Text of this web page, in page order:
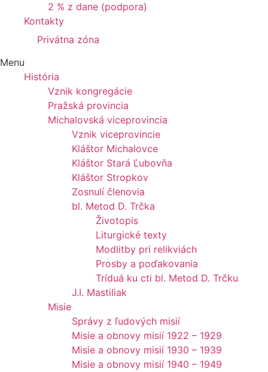
2 % z dane (podpora)
Kontakty
Privátna zóna
Menu
História
Vznik kongregácie
Pražská provincia
Michalovská viceprovincia
Vznik viceprovincie
Kláštor Michalovce
Kláštor Stará Ľubovňa
Kláštor Stropkov
Zosnulí členovia
bl. Metod D. Trčka
Životopis
Liturgické texty
Modlitby pri relikviách
Prosby a poďakovania
Tríduá ku cti bl. Metod D. Trčku
J.I. Mastiliak
Misie
Správy z ľudových misií
Misie a obnovy misií 1922 – 1929
Misie a obnovy misií 1930 – 1939
Misie a obnovy misií 1940 – 1949